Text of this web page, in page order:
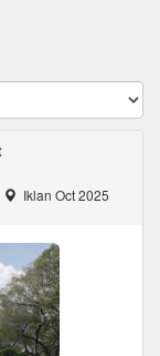
Iklan Oct 2025